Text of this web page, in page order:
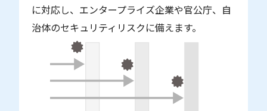
に対応し、エンタープライズ企業や官公庁、自
治体のセキュリティリスクに備えます。